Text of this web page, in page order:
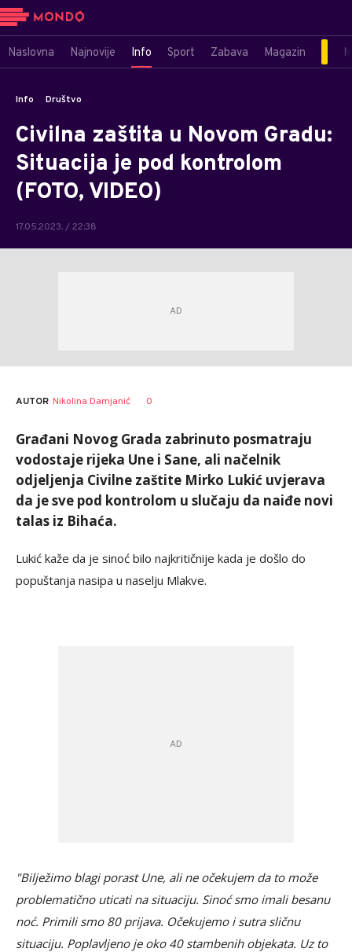
Naslovna Najnovije Info Sport Zabava Magazin
Info Društvo
Civilna zaštita u Novom Gradu:
Situacija je pod kontrolom
(FOTO, VIDEO)
17.05.2023. / 22:38
AUTOR Nikolina Damjanić 0
Građani Novog Grada zabrinuto posmatraju
vodostaje rijeka Une i Sane, ali načelnik
odjeljenja Civilne zaštite Mirko Lukić uvjerava
da je sve pod kontrolom u slučaju da naiđe novi
talas iz Bihaća.
Lukić kaže da je sinoć bilo najkritičnije kada je došlo do
popuštanja nasipa u naselju Mlakve.
"Bilježimo blagi porast Une, ali ne očekujem da to može
problematično uticati na situaciju. Sinoć smo imali besanu
noć. Primili smo 80 prijava. Očekujemo i sutra sličnu
situaciju. Poplavljeno je oko 40 stambenih objekata. Uz to